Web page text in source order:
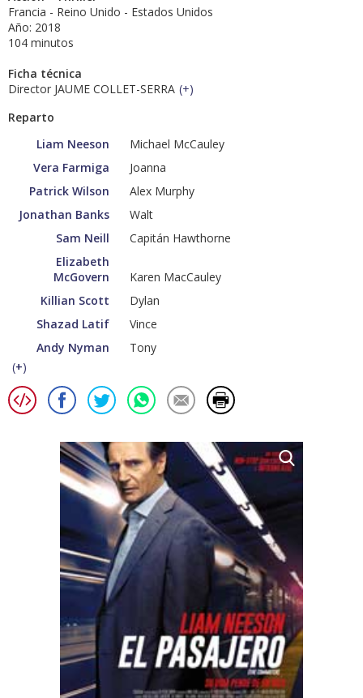
Francia - Reino Unido - Estados Unidos
Año: 2018
104 minutos
Ficha técnica
Director JAUME COLLET-SERRA (+)
Reparto
Liam Neeson
Michael McCauley
Vera Farmiga
Joanna
Patrick Wilson
Alex Murphy
Jonathan Banks
Walt
Sam Neill
Capitán Hawthorne
Elizabeth
McGovern
Karen MacCauley
Killian Scott
Dylan
Shazad Latif
Vince
Andy Nyman
Tony
(+)